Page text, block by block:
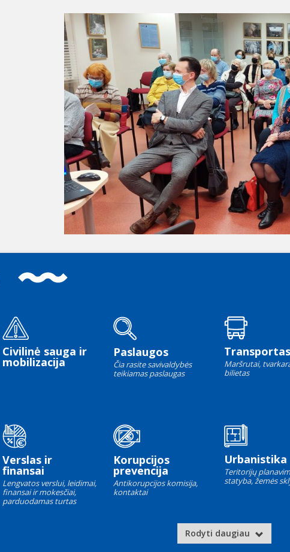
Civilinė sauga ir
mobilizacija
Paslaugos
Čia rasite savivaldybės
teikiamas paslaugas
Transportas
Maršrutai,
bilietas
Verslas ir
finansai
Lengvatos verslui, leidimai,
finansai ir mokesčiai,
parduodamas turtas
Korupcijos
prevencija
Antikorupcijos komisija,
kontaktai
Urbanistika
Teritorijų
statyba, žemės
Rodyti daugiau